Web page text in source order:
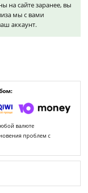
на сайте заранее, вы
мы с вами
аккаунт.
валюте
проблем с